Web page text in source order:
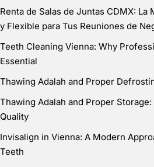
Renta de Salas de Juntas CDMX:
y Flexible para Tus Reuniones de
Teeth Cleaning Vienna: Why
Essential
Thawing Adalah and Proper
Thawing Adalah and Proper
Quality
Invisalign in Vienna: A Modern
Teeth